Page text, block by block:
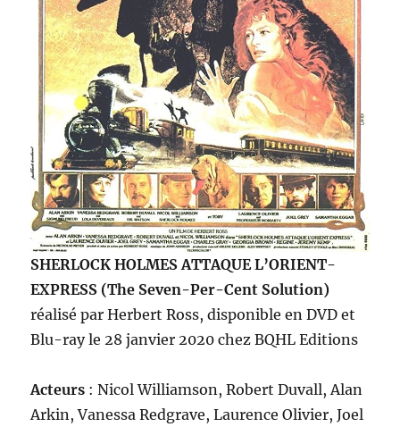
SHERLOCK HOLMES ATTAQUE L’ORIENT-
EXPRESS (The Seven-Per-Cent Solution)
réalisé par Herbert Ross, disponible en DVD et
Blu-ray le 28 janvier 2020 chez BQHL Editions
Acteurs : Nicol Williamson, Robert Duvall, Alan
Arkin, Vanessa Redgrave, Laurence Olivier, Joel